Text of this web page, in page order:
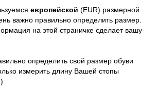
европейской (EUR) размерной
важно правильно определить размер.
на этой страничке сделает вашу
определить свой размер обуви
измерить длину Вашей стопы